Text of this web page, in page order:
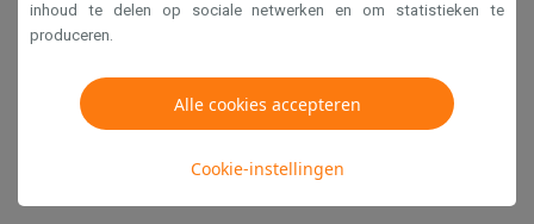
inhoud te delen op sociale netwerken en om statistieken te
produceren.
Alle cookies accepteren
Cookie-instellingen